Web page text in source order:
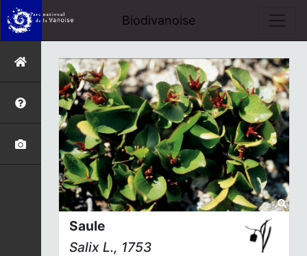
Biodivanoise
Saule
Salix L., 1753